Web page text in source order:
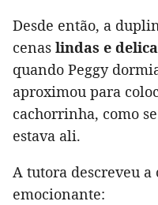
Desde então, a
cenas lindas e
quando Peggy
aproximou para
cachorrinha, como
estava ali.
A tutora descreveu
emocionante: